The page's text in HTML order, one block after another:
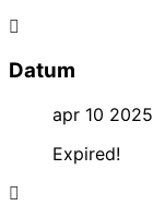
Datum
apr 10 2025
Expired!